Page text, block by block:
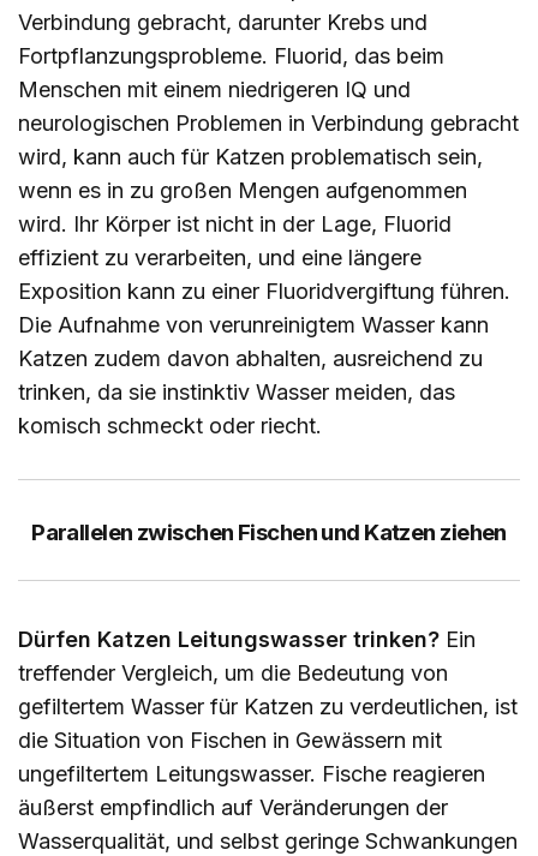
Verbindung gebracht, darunter Krebs und
Fortpflanzungsprobleme. Fluorid, das beim
Menschen mit einem niedrigeren IQ und
neurologischen Problemen in Verbindung gebracht
wird, kann auch für Katzen problematisch sein,
wenn es in zu großen Mengen aufgenommen
wird. Ihr Körper ist nicht in der Lage, Fluorid
effizient zu verarbeiten, und eine längere
Exposition kann zu einer Fluoridvergiftung führen.
Die Aufnahme von verunreinigtem Wasser kann
Katzen zudem davon abhalten, ausreichend zu
trinken, da sie instinktiv Wasser meiden, das
komisch schmeckt oder riecht.
Parallelen zwischen Fischen und Katzen ziehen
Dürfen Katzen Leitungswasser trinken? Ein
treffender Vergleich, um die Bedeutung von
gefiltertem Wasser für Katzen zu verdeutlichen, ist
die Situation von Fischen in Gewässern mit
ungefiltertem Leitungswasser. Fische reagieren
äußerst empfindlich auf Veränderungen der
Wasserqualität, und selbst geringe Schwankungen